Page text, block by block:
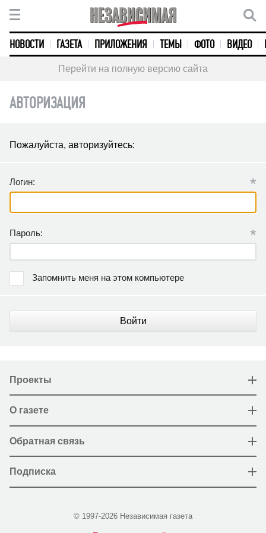
НОВОСТИ ГАЗЕТА ПРИЛОЖЕНИЯ ТЕМЫ ФОТО ВИДЕО
Перейти на полную версию сайта
АВТОРИЗАЦИЯ
Пожалуйста, авторизуйтесь:
Логин: *
Пароль: *
Запомнить меня на этом компьютере
Войти
Проекты
О газете
Обратная связь
Подписка
© 1997-2026 Независимая газета